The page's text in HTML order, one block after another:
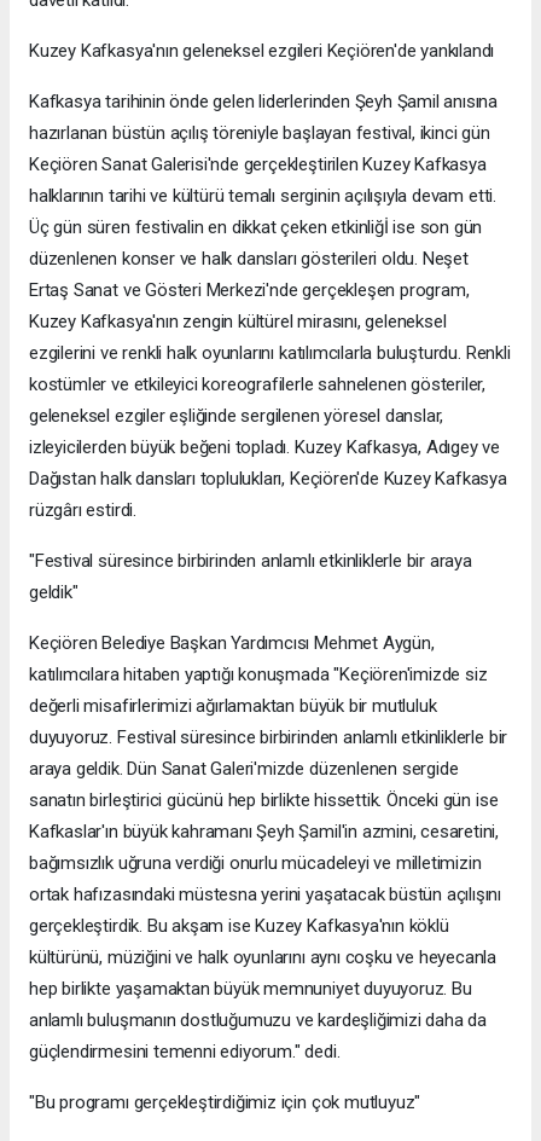
Kuzey Kafkasya'nın geleneksel ezgileri Keçiören'de yankılandı
Kafkasya tarihinin önde gelen liderlerinden Şeyh Şamil anısına
hazırlanan büstün açılış töreniyle başlayan festival, ikinci gün
Keçiören Sanat Galerisi'nde gerçekleştirilen Kuzey Kafkasya
halklarının tarihi ve kültürü temalı serginin açılışıyla devam etti.
Üç gün süren festivalin en dikkat çeken etkinliğİ ise son gün
düzenlenen konser ve halk dansları gösterileri oldu. Neşet
Ertaş Sanat ve Gösteri Merkezi'nde gerçekleşen program,
Kuzey Kafkasya'nın zengin kültürel mirasını, geleneksel
ezgilerini ve renkli halk oyunlarını katılımcılarla buluşturdu. Renkli
kostümler ve etkileyici koreografilerle sahnelenen gösteriler,
geleneksel ezgiler eşliğinde sergilenen yöresel danslar,
izleyicilerden büyük beğeni topladı. Kuzey Kafkasya, Adıgey ve
Dağıstan halk dansları toplulukları, Keçiören'de Kuzey Kafkasya
rüzgârı estirdi.
"Festival süresince birbirinden anlamlı etkinliklerle bir araya
geldik"
Keçiören Belediye Başkan Yardımcısı Mehmet Aygün,
katılımcılara hitaben yaptığı konuşmada "Keçiören'imizde siz
değerli misafirlerimizi ağırlamaktan büyük bir mutluluk
duyuyoruz. Festival süresince birbirinden anlamlı etkinliklerle bir
araya geldik. Dün Sanat Galeri'mizde düzenlenen sergide
sanatın birleştirici gücünü hep birlikte hissettik. Önceki gün ise
Kafkaslar'ın büyük kahramanı Şeyh Şamil'in azmini, cesaretini,
bağımsızlık uğruna verdiği onurlu mücadeleyi ve milletimizin
ortak hafızasındaki müstesna yerini yaşatacak büstün açılışını
gerçekleştirdik. Bu akşam ise Kuzey Kafkasya'nın köklü
kültürünü, müziğini ve halk oyunlarını aynı coşku ve heyecanla
hep birlikte yaşamaktan büyük memnuniyet duyuyoruz. Bu
anlamlı buluşmanın dostluğumuzu ve kardeşliğimizi daha da
güçlendirmesini temenni ediyorum." dedi.
"Bu programı gerçekleştirdiğimiz için çok mutluyuz"